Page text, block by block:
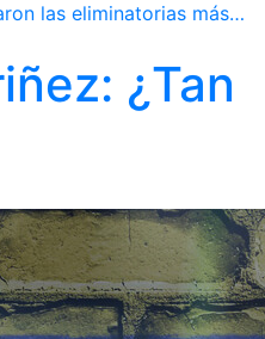
las eliminatorias más…
¿Tan